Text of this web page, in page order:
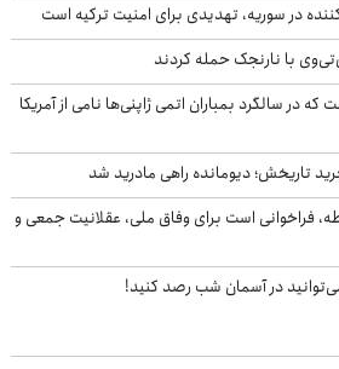
در سوریه، تهدیدی برای امنیت ترکیه است
با نارنجک حمله کردند
در سالگرد بمباران اتمی ژاپنی‌ها نامی از آمریکا
تاریخش؛ دیومانده راهی مادرید شد
فراخوانی است برای وفاق ملی، عقلانیت جمعی و
در آسمان شب رصد کنید!